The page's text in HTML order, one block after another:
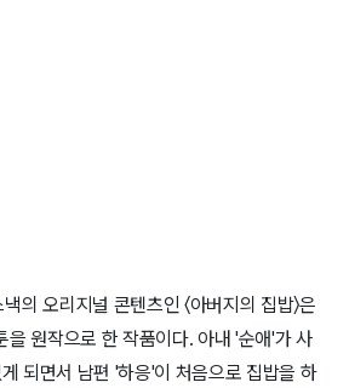
의 오리지널 콘텐츠인 〈아버지의 집밥〉은
을 원작으로 한 작품이다. 아내 '순애'가 사
되면서 남편 '하응'이 처음으로 집밥을 하